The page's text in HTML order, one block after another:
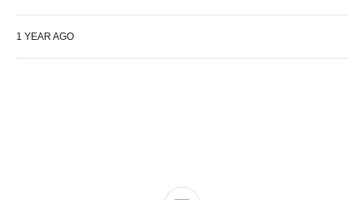
1 YEAR AGO